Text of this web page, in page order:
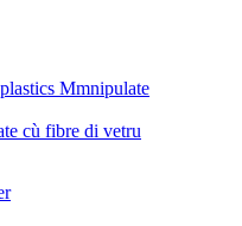
cù fibre di vetru